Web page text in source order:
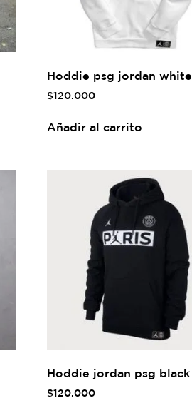
Hoddie psg jordan white
$120.000
Añadir al carrito
Hoddie jordan psg black
$120.000